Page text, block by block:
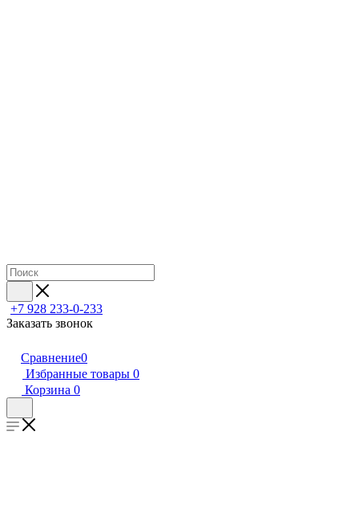
+7 928 233-0-233
Заказать звонок
Сравнение0
Избранные товары 0
Корзина 0